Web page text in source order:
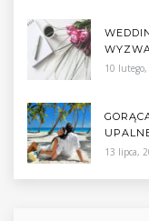
10 lutego,
13 lipca,